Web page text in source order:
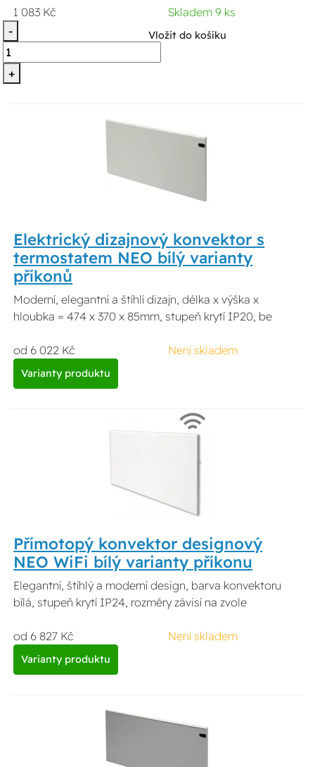
1 083 Kč
Skladem 9 ks
-
+
Vložit do košíku
Elektrický dizajnový konvektor s
termostatem NEO bílý varianty
příkonů
Moderní, elegantní a štíhlí dizajn, délka x výška x
hloubka = 474 x 370 x 85mm, stupeň krytí IP20, be
od 6 022 Kč Není skladem
Varianty produktu
Přímotopý konvektor designový
NEO WiFi bílý varianty příkonu
Elegantní, štíhlý a moderní design, barva konvektoru
bílá, stupeň krytí IP24, rozměry závisí na zvole
od 6 827 Kč Není skladem
Varianty produktu